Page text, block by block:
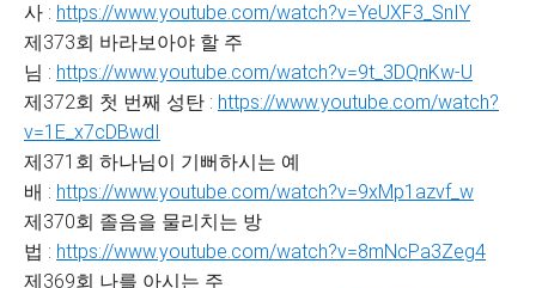
사 : https://www.youtube.com/watch?v=YeUXF3_SnIY
제373회 바라보아야 할 주
님 : https://www.youtube.com/watch?v=9t_3DQnKw-U
제372회 첫 번째 성탄 : https://www.youtube.com/watch?
v=1E_x7cDBwdI
제371회 하나님이 기뻐하시는 예
배 : https://www.youtube.com/watch?v=9xMp1azvf_w
제370회 졸음을 물리치는 방
법 : https://www.youtube.com/watch?v=8mNcPa3Zeg4
제369회 나를 아시는 주